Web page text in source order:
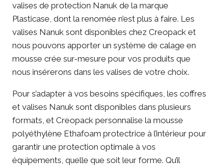
valises de protection Nanuk de la marque
Plasticase, dont la renomée n’est plus à faire. Les
valises Nanuk sont disponibles chez Creopack et
nous pouvons apporter un système de calage en
mousse crée sur-mesure pour vos produits que
nous insérerons dans les valises de votre choix.
Pour s’adapter à vos besoins spécifiques, les coffres
et valises Nanuk sont disponibles dans plusieurs
formats, et Creopack personnalise la mousse
polyéthylène Ethafoam protectrice à l’intérieur pour
garantir une protection optimale à vos
équipements, quelle que soit leur forme. Qu’il